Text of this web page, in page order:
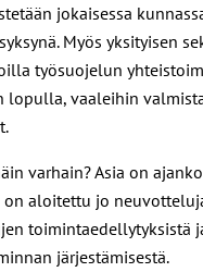
jokaisessa
Myös yksityisen
työsuojelun
lopulla, vaaleihin
varhain? Asia on
aloitettu jo
toimintaedellytyksistä
järjestämisestä.